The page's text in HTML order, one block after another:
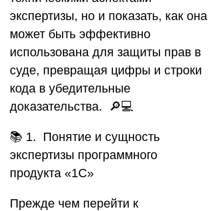
экспертизы, но и показать, как она
может быть эффективно
использована для защиты прав в
суде, превращая цифры и строки
кода в убедительные
доказательства. 🔎💻
📚 1. Понятие и сущность
экспертизы программного
продукта «1С»
Прежде чем перейти к